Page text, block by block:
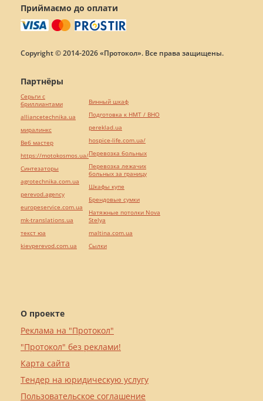
Приймаємо до оплати
Copyright © 2014-2026 «Протокол». Все права защищены.
О проекте
Реклама на "Протокол"
"Протокол" без реклами!
Карта сайта
Тендер на юридическую услугу
Пользовательское соглашение
Партнёры
Серьги с
бриллиантами
alliancetechnika.ua
миралинкс
Веб мастер
https://motokosmos.ua/
Синтезаторы
agrotechnika.com.ua
perevod.agency
europeservice.com.ua
mk-translations.ua
текст юа
kievperevod.com.ua
Винный шкаф
Подготовка к НМТ / ВНО
pereklad.ua
hospice-life.com.ua/
Перевозка больных
Перевозка лежачих
больных за границу
Шкафы купе
Брендовые сумки
Натяжные потолки Nova
Stelya
maltina.com.ua
Cылки